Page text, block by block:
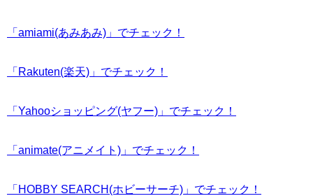
「amiami(あみあみ)」でチェック！
「Rakuten(楽天)」でチェック！
「Yahooショッピング(ヤフー)」でチェック！
「animate(アニメイト)」でチェック！
「HOBBY SEARCH(ホビーサーチ)」でチェック！